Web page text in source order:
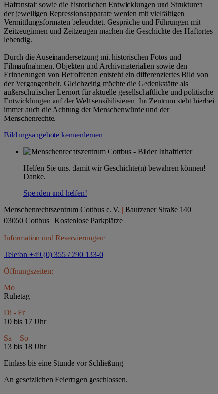
Haftanstalt sowie die historischen Entwicklungen und Strukturen
der jeweiligen Repressionsapparate werden mit vielfältigen
Vermittlungsformaten beleuchtet. Gespräche und Führungen mit
Zeitzeuginnen und Zeitzeugen machen die Geschichte des Haftortes
lebendig.
Durch die Auseinandersetzung mit historischen Fotos und
Filmaufnahmen, Objekten und Archivmaterialien sowie den
Erinnerungen von Betroffenen entsteht ein differenziertes Bild von
der Vergangenheit. Gleichzeitig möchte die Gedenkstätte als
außerschulischer Lernort für aktuelle gesellschaftliche und politische
Entwicklungen auf der Welt sensibilisieren. Im Zentrum steht hierbei
immer auch die Achtung der Menschenwürde und der
Menschenrechte.
Bildungsangebote kennenlernen
Helfen Sie uns, damit wir Geschichte(n) bewahren können!
Danke.
Spenden und helfen!
Menschenrechtszentrum Cottbus e. V. | Bautzener Straße 140 |
03050 Cottbus | Kostenlose Parkplätze
Information und Reservierungen:
Telefon +49 (0) 355 / 290 133-0
Öffnungszeiten:
Mo
Ruhetag
Di - Fr
10 bis 17 Uhr
Sa + So
13 bis 18 Uhr
Einlass bis eine Stunde vor Schließung
An gesetzlichen Feiertagen geschlossen.